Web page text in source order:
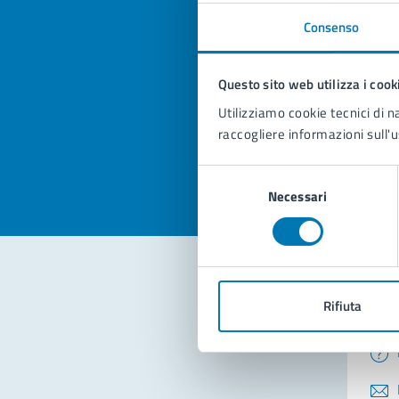
Consenso
Questo sito web utilizza i
Utilizziamo cookie tecnici di
raccogliere informazioni
Necessari
Rifiuta
Valuta